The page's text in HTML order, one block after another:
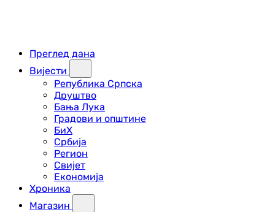
Преглед дана
Вијести
Република Српска
Друштво
Бања Лука
Градови и општине
БиХ
Србија
Регион
Свијет
Економија
Хроника
Магазин